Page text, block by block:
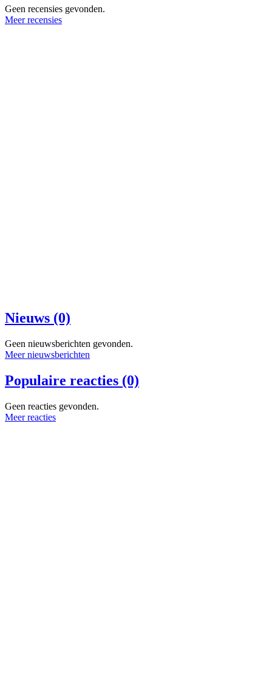
Geen recensies gevonden.
Meer recensies
Nieuws (0)
Geen nieuwsberichten gevonden.
Meer nieuwsberichten
Populaire reacties (0)
Geen reacties gevonden.
Meer reacties